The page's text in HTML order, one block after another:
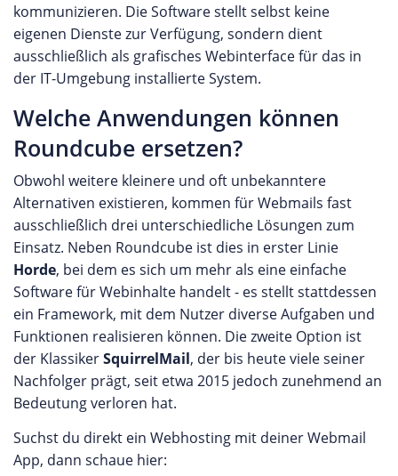
kommunizieren. Die Software stellt selbst keine
eigenen Dienste zur Verfügung, sondern dient
ausschließlich als grafisches Webinterface für das in
der IT-Umgebung installierte System.
Welche Anwendungen können
Roundcube ersetzen?
Obwohl weitere kleinere und oft unbekanntere
Alternativen existieren, kommen für Webmails fast
ausschließlich drei unterschiedliche Lösungen zum
Einsatz. Neben Roundcube ist dies in erster Linie
Horde, bei dem es sich um mehr als eine einfache
Software für Webinhalte handelt - es stellt stattdessen
ein Framework, mit dem Nutzer diverse Aufgaben und
Funktionen realisieren können. Die zweite Option ist
der KlassikerSquirrelMail, der bis heute viele seiner
Nachfolger prägt, seit etwa 2015 jedoch zunehmend an
Bedeutung verloren hat.
Suchst du direkt ein Webhosting mit deiner Webmail
App, dann schaue hier: